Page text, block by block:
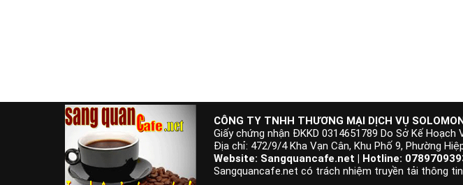
CÔNG TY TNHH THƯƠNG MẠI DỊCH VỤ
Giấy chứng nhận ĐKKD 0314651789 Do Sở Kế Hoạch
Địa chỉ: 472/9/4 Kha Vạn Cân, Khu Phố 9, Phường
Website: Sangquancafe.net | Hotline:
Sangquancafe.net có trách nhiệm truyền tải thông